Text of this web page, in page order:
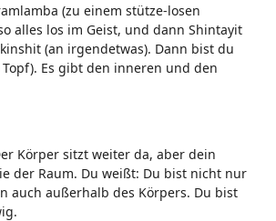
(zu einem stütze-losen
alles los im Geist, und dann Shintayit
(an irgendetwas). Dann bist du
Es gibt den inneren und den
Körper sitzt weiter da, aber dein
der Raum. Du weißt: Du bist nicht nur
auch außerhalb des Körpers. Du bist